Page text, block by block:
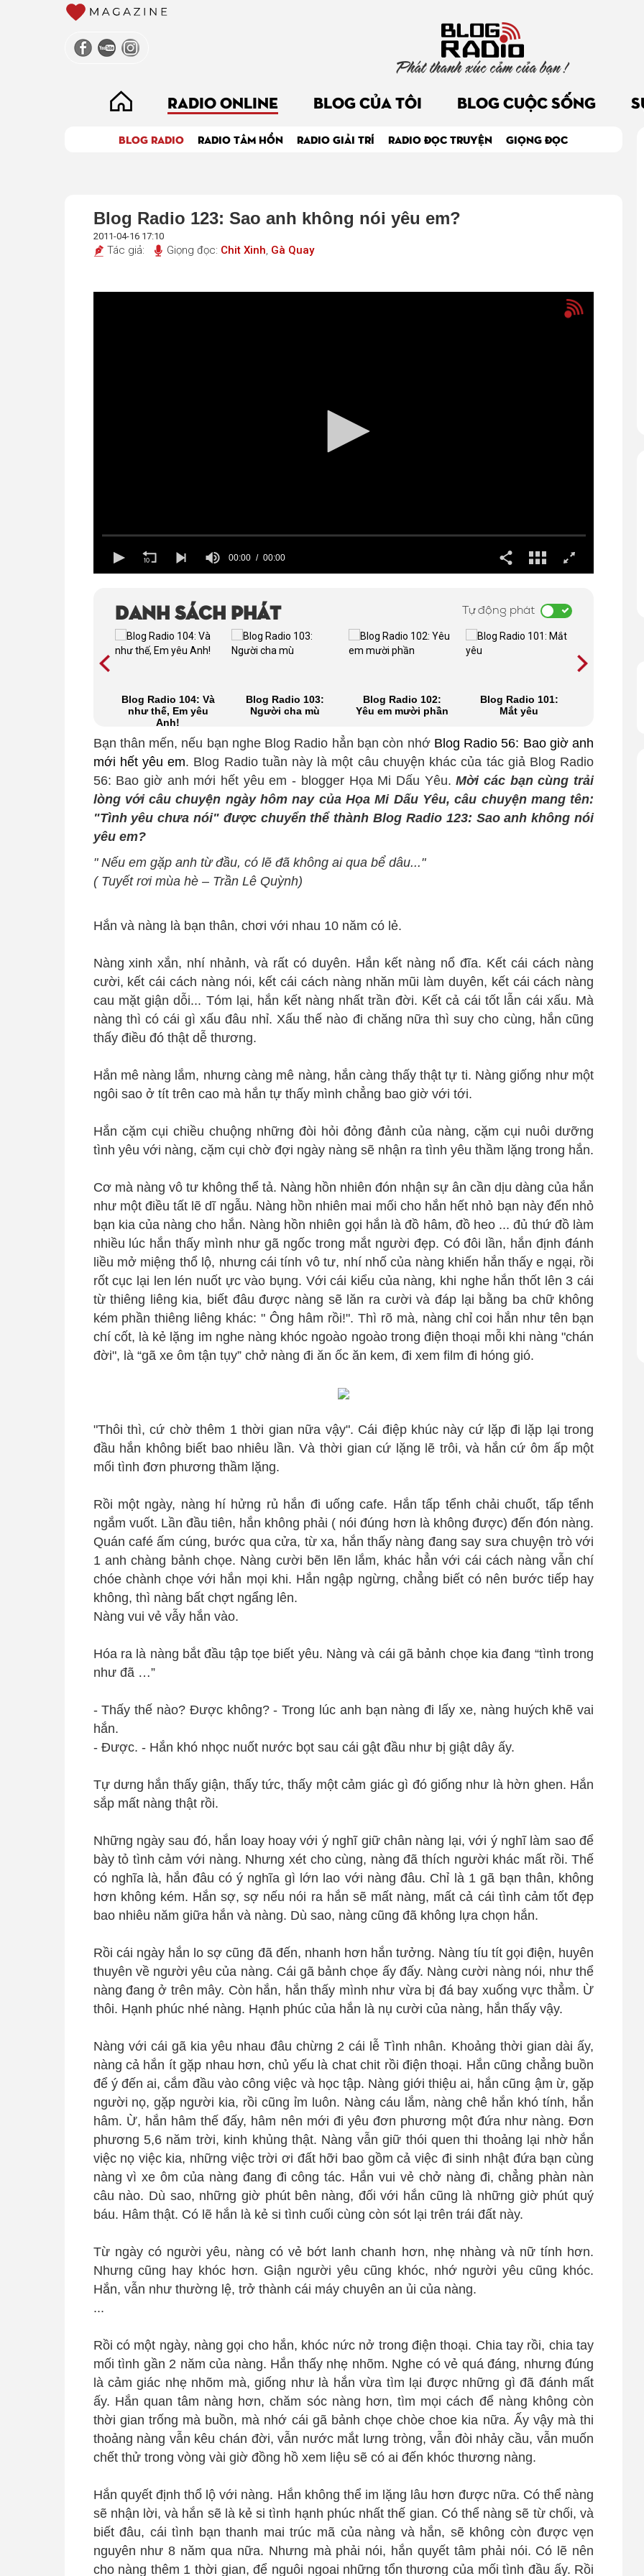
Phát thanh xúc cảm của bạn !
RADIO ONLINE BLOG CỦA TÔI BLOG CUỘC SỐNG
BLOG RADIO RADIO TÂM HỒN RADIO GIẢI TRÍ RADIO ĐỌC TRUYỆN GIỌNG ĐỌC
Blog Radio 123: Sao anh không nói yêu em?
2011-04-16 17:10
Tác giả: Giọng đọc: Chit Xinh, Gà Quay
00:00 00:00
Danh sách phát Tự động phát
Blog Radio 104: Và
như thế, Em yêu
Anh!
Blog Radio 103:
Người cha mù
Blog Radio 102:
Yêu em mười phần
Blog Radio 101:
Mắt yêu
Bạn thân mến, nếu bạn nghe Blog Radio hẳn bạn còn nhớ Blog Radio 56: Bao giờ anh
mới hết yêu em. Blog Radio tuần này là một câu chuyện khác của tác giả Blog Radio
56: Bao giờ anh mới hết yêu em - blogger Họa Mi Dấu Yêu.Mời các bạn cùng trải
lòng với câu chuyện ngày hôm nay của Họa Mi Dấu Yêu, câu chuyện mang tên:
"Tình yêu chưa nói" được chuyển thể thành Blog Radio 123: Sao anh không nói
yêu em?
" Nếu em gặp anh từ đầu, có lẽ đã không ai qua bể dâu..."
( Tuyết rơi mùa hè – Trần Lê Quỳnh)
Hắn và nàng là bạn thân, chơi với nhau 10 năm có lẻ.
Nàng xinh xắn, nhí nhảnh, và rất có duyên. Hắn kết nàng nổ đĩa. Kết cái cách nàng
cười, kết cái cách nàng nói, kết cái cách nàng nhăn mũi làm duyên, kết cái cách nàng
cau mặt giận dỗi... Tóm lại, hắn kết nàng nhất trần đời. Kết cả cái tốt lẫn cái xấu. Mà
nàng thì có cái gì xấu đâu nhỉ. Xấu thế nào đi chăng nữa thì suy cho cùng, hắn cũng
thấy điều đó thật dễ thương.
Hắn mê nàng lắm, nhưng càng mê nàng, hắn càng thấy thật tự ti. Nàng giống như một
ngôi sao ở tít trên cao mà hắn tự thấy mình chẳng bao giờ với tới.
Hắn cặm cụi chiều chuộng những đòi hỏi đỏng đảnh của nàng, cặm cụi nuôi dưỡng
tình yêu với nàng, cặm cụi chờ đợi ngày nàng sẽ nhận ra tình yêu thầm lặng trong hắn.
Cơ mà nàng vô tư không thể tả. Nàng hồn nhiên đón nhận sự ân cần dịu dàng của hắn
như một điều tất lẽ dĩ ngẫu. Nàng hồn nhiên mai mối cho hắn hết nhỏ bạn này đến nhỏ
bạn kia của nàng cho hắn. Nàng hồn nhiên gọi hắn là đồ hâm, đồ heo ... đủ thứ đồ làm
nhiều lúc hắn thấy mình như gã ngốc trong mắt người đẹp. Có đôi lần, hắn định đánh
liều mở miệng thổ lộ, nhưng cái tính vô tư, nhí nhố của nàng khiến hắn thấy e ngại, rồi
rốt cục lại len lén nuốt ực vào bụng. Với cái kiểu của nàng, khi nghe hắn thốt lên 3 cái
từ thiêng liêng kia, biết đâu được nàng sẽ lăn ra cười và đáp lại bằng ba chữ không
kém phần thiêng liêng khác: " Ông hâm rồi!". Thì rõ mà, nàng chỉ coi hắn như tên bạn
chí cốt, là kẻ lặng im nghe nàng khóc ngoào ngoào trong điện thoại mỗi khi nàng "chán
đời", là “gã xe ôm tận tụy” chở nàng đi ăn ốc ăn kem, đi xem film đi hóng gió.
"Thôi thì, cứ chờ thêm 1 thời gian nữa vậy". Cái điệp khúc này cứ lặp đi lặp lại trong
đầu hắn không biết bao nhiêu lần. Và thời gian cứ lặng lẽ trôi, và hắn cứ ôm ấp một
mối tình đơn phương thầm lặng.
Rồi một ngày, nàng hí hửng rủ hắn đi uống cafe. Hắn tấp tểnh chải chuốt, tấp tểnh
ngắm vuốt. Lần đầu tiên, hắn không phải ( nói đúng hơn là không được) đến đón nàng.
Quán café ấm cúng, bước qua cửa, từ xa, hắn thấy nàng đang say sưa chuyện trò với
1 anh chàng bảnh chọe. Nàng cười bẽn lẽn lắm, khác hẳn với cái cách nàng vẫn chí
chóe chành chọe với hắn mọi khi. Hắn ngập ngừng, chẳng biết có nên bước tiếp hay
không, thì nàng bất chợt ngẩng lên.
Nàng vui vẻ vẫy hắn vào.
Hóa ra là nàng bắt đầu tập tọe biết yêu. Nàng và cái gã bảnh chọe kia đang “tình trong
như đã …”
- Thấy thế nào? Được không? - Trong lúc anh bạn nàng đi lấy xe, nàng huých khẽ vai
hắn.
- Được. - Hắn khó nhọc nuốt nước bọt sau cái gật đầu như bị giật dây ấy.
Tự dưng hắn thấy giận, thấy tức, thấy một cảm giác gì đó giống như là hờn ghen. Hắn
sắp mất nàng thật rồi.
Những ngày sau đó, hắn loay hoay với ý nghĩ giữ chân nàng lại, với ý nghĩ làm sao để
bày tỏ tình cảm với nàng. Nhưng xét cho cùng, nàng đã thích người khác mất rồi. Thế
có nghĩa là, hắn đâu có ý nghĩa gì lớn lao với nàng đâu. Chỉ là 1 gã bạn thân, không
hơn không kém. Hắn sợ, sợ nếu nói ra hắn sẽ mất nàng, mất cả cái tình cảm tốt đẹp
bao nhiêu năm giữa hắn và nàng. Dù sao, nàng cũng đã không lựa chọn hắn.
Rồi cái ngày hắn lo sợ cũng đã đến, nhanh hơn hắn tưởng. Nàng tíu tít gọi điện, huyên
thuyên về người yêu của nàng. Cái gã bảnh chọe ấy đấy. Nàng cười nàng nói, như thể
nàng đang ở trên mây. Còn hắn, hắn thấy mình như vừa bị đá bay xuống vực thẳm. Ừ
thôi. Hạnh phúc nhé nàng. Hạnh phúc của hắn là nụ cười của nàng, hắn thấy vậy.
Nàng với cái gã kia yêu nhau đâu chừng 2 cái lễ Tình nhân. Khoảng thời gian dài ấy,
nàng cả hắn ít gặp nhau hơn, chủ yếu là chat chit rồi điện thoại. Hắn cũng chẳng buồn
để ý đến ai, cắm đầu vào công việc và học tập. Nàng giới thiệu ai, hắn cũng ậm ừ, gặp
người nọ, gặp người kia, rồi cũng ỉm luôn. Nàng cáu lắm, nàng chê hắn khó tính, hắn
hâm. Ừ, hắn hâm thế đấy, hâm nên mới đi yêu đơn phương một đứa như nàng. Đơn
phương 5,6 năm trời, kinh khủng thật. Nàng vẫn giữ thói quen thi thoảng lại nhờ hắn
việc nọ việc kia, những việc trời ơi đất hỡi bao gồm cả việc đi sinh nhật đứa bạn cùng
nàng vì xe ôm của nàng đang đi công tác. Hắn vui vẻ chở nàng đi, chẳng phàn nàn
câu nào. Dù sao, những giờ phút bên nàng, đối với hắn cũng là những giờ phút quý
báu. Hâm thật. Có lẽ hắn là kẻ si tình cuối cùng còn sót lại trên trái đất này.
Từ ngày có người yêu, nàng có vẻ bớt lanh chanh hơn, nhẹ nhàng và nữ tính hơn.
Nhưng cũng hay khóc hơn. Giận người yêu cũng khóc, nhớ người yêu cũng khóc.
Hắn, vẫn như thường lệ, trở thành cái máy chuyên an ủi của nàng.
...
Rồi có một ngày, nàng gọi cho hắn, khóc nức nở trong điện thoại. Chia tay rồi, chia tay
mối tình gần 2 năm của nàng. Hắn thấy nhẹ nhõm. Nghe có vẻ quá đáng, nhưng đúng
là cảm giác nhẹ nhõm mà, giống như là hắn vừa tìm lại được những gì đã đánh mất
ấy. Hắn quan tâm nàng hơn, chăm sóc nàng hơn, tìm mọi cách để nàng không còn
thời gian trống mà buồn, mà nhớ cái gã bảnh chọe chòe choe kia nữa. Ấy vậy mà thi
thoảng nàng vẫn kêu chán đời, vẫn nước mắt lưng tròng, vẫn đòi nhảy cầu, vẫn muốn
chết thử trong vòng vài giờ đồng hồ xem liệu sẽ có ai đến khóc thương nàng.
Hắn quyết định thổ lộ với nàng. Hắn không thể im lặng lâu hơn được nữa. Có thể nàng
sẽ nhận lời, và hắn sẽ là kẻ si tình hạnh phúc nhất thế gian. Có thể nàng sẽ từ chối, và
biết đâu, cái tình bạn thanh mai trúc mã của nàng và hắn, sẽ không còn được vẹn
nguyên như 8 năm qua nữa. Nhưng mà phải nói, hắn quyết tâm phải nói. Có lẽ nên
cho nàng thêm 1 thời gian, để nguôi ngoai những tổn thương của mối tình đầu ấy. Rồi